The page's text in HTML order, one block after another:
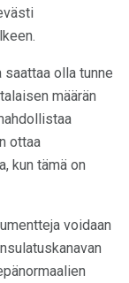
olla tunne
määrän
ottaa
kun tämä on
voidaan